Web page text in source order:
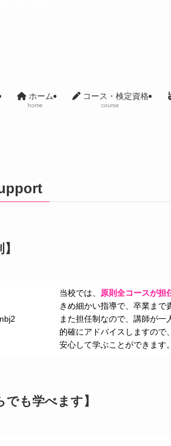
ホーム
home
コース・検定資格
course
当校では、 原則全コースが担
きめ細かい指導で、卒業まで
また担任制なので、講師が一
的確にアドバイスしますので
安心して学ぶことができます。
でも学べます】